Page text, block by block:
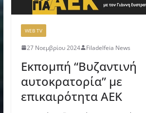
WEB TV
27 Νοεμβρίου 2024 Filadelfeia News
Εκπομπή “Βυζαντινή
αυτοκρατορία” με
επικαιρότητα ΑΕΚ